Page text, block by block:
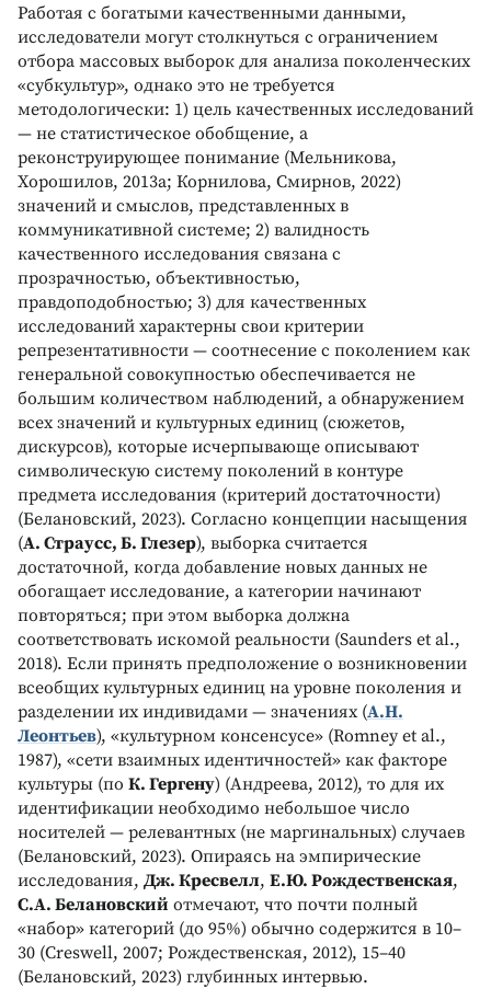
Работая с богатыми качественными данными,
исследователи могут столкнуться с ограничением
отбора массовых выборок для анализа поколенческих
«субкультур», однако это не требуется
методологически: 1) цель качественных исследований
— не статистическое обобщение, а
реконструирующее понимание (Мельникова,
Хорошилов, 2013а; Корнилова, Смирнов, 2022)
значений и смыслов, представленных в
коммуникативной системе; 2) валидность
качественного исследования связана с
прозрачностью, объективностью,
правдоподобностью; 3) для качественных
исследований характерны свои критерии
репрезентативности — соотнесение с поколением как
генеральной совокупностью обеспечивается не
большим количеством наблюдений, а обнаружением
всех значений и культурных единиц (сюжетов,
дискурсов), которые исчерпывающе описывают
символическую систему поколений в контуре
предмета исследования (критерий достаточности)
(Белановский, 2023). Согласно концепции насыщения
(А. Страусс, Б. Глезер), выборка считается
достаточной, когда добавление новых данных не
обогащает исследование, а категории начинают
повторяться; при этом выборка должна
соответствовать искомой реальности (Saunders et al.,
2018). Если принять предположение о возникновении
всеобщих культурных единиц на уровне поколения и
разделении их индивидами — значениях (А.Н.
Леонтьев), «культурном консенсусе» (Romney et al.,
1987), «сети взаимных идентичностей» как факторе
культуры (по К. Гергену) (Андреева, 2012), то для их
идентификации необходимо небольшое число
носителей — релевантных (не маргинальных) случаев
(Белановский, 2023). Опираясь на эмпирические
исследования, Дж. Кресвелл, Е.Ю. Рождественская,
С.А. Белановский отмечают, что почти полный
«набор» категорий (до 95%) обычно содержится в 10–
30 (Creswell, 2007; Рождественская, 2012), 15–40
(Белановский, 2023) глубинных интервью.